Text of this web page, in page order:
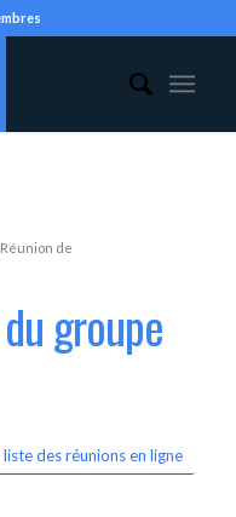
Réunion de
groupe
des réunions en ligne